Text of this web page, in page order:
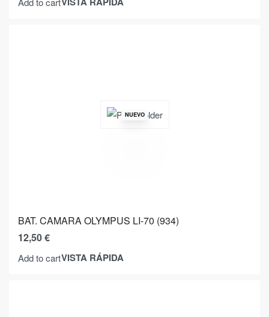
NUEVO
BAT. CAMARA OLYMPUS LI-70 (934)
12,50€
Add to cartVISTA RÁPIDA